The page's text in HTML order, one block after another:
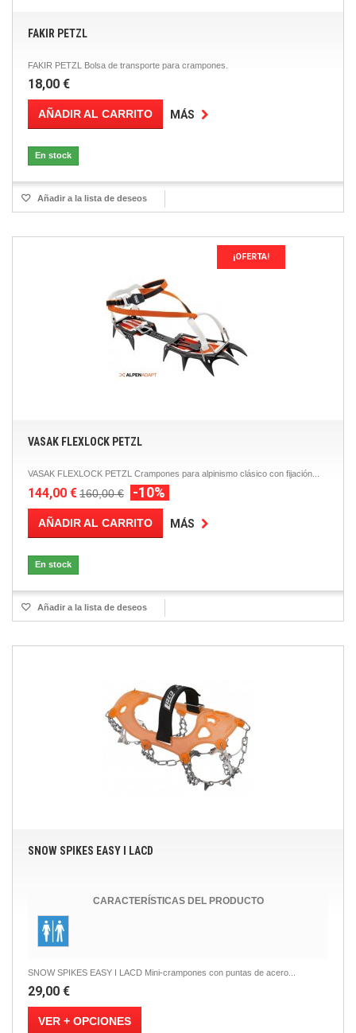
FAKIR PETZL
FAKIR PETZL Bolsa de transporte para crampones.
18,00 €
AÑADIR AL CARRITO MÁS
En stock
Añadir a la lista de deseos
¡OFERTA!
VASAK FLEXLOCK PETZL
VASAK FLEXLOCK PETZL Crampones para alpinismo clásico con fijación...
144,00 €160,00 € -10%
AÑADIR AL CARRITO MÁS
En stock
Añadir a la lista de deseos
SNOW SPIKES EASY I LACD
CARACTERÍSTICAS DEL PRODUCTO
SNOW SPIKES EASY I LACD Mini-crampones con puntas de acero...
29,00 €
VER + OPCIONES